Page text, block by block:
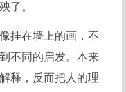
了。
挂在墙上的画，不
不同的启发。本来
释，反而把人的理